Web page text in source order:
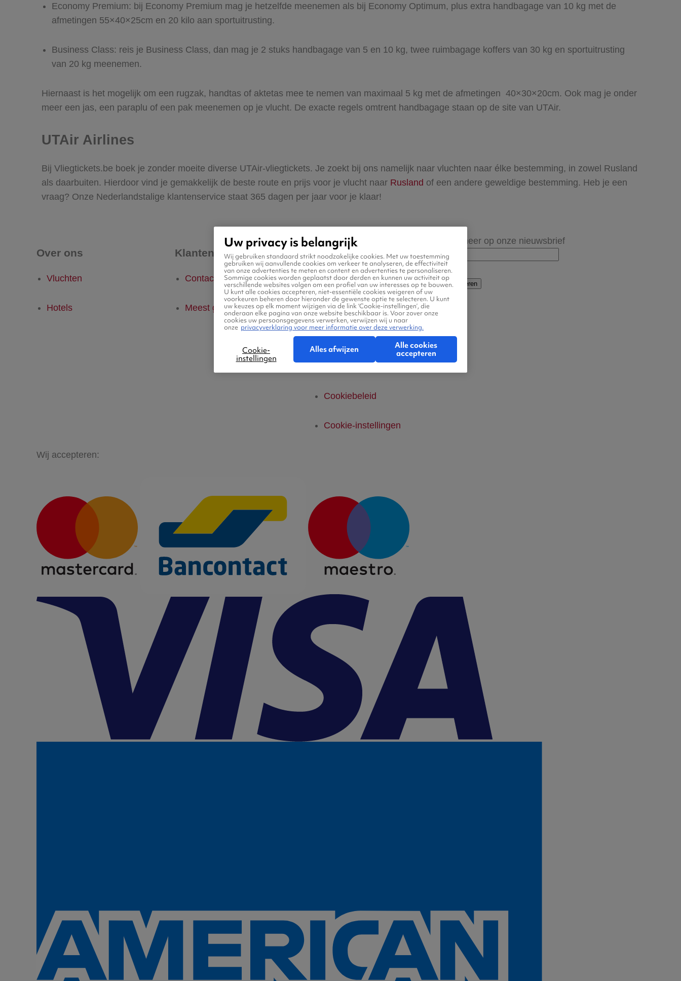
Economy Premium: bij Economy Premium mag je hetzelfde meenemen als bij Economy Optimum, plus extra handbagage van 10 kg met de
afmetingen 55×40×25cm en 20 kilo aan sportuitrusting.
Business Class: reis je Business Class, dan mag je 2 stuks handbagage van 5 en 10 kg, twee ruimbagage koffers van 30 kg en sportuitrusting
van 20 kg meenemen.
Hiernaast is het mogelijk om een rugzak, handtas of aktetas mee te nemen van maximaal 5 kg met de afmetingen 40×30×20cm. Ook mag je onder
meer een jas, een paraplu of een pak meenemen op je vlucht. De exacte regels omtrent handbagage staan op de site van UTAir.
UTAir Airlines
Bij Vliegtickets.be boek je zonder moeite diverse UTAir-vliegtickets. Je zoekt bij ons namelijk naar vluchten naar élke bestemming, in zowel Rusland
als daarbuiten. Hierdoor vind je gemakkelijk de beste route en prijs voor je vlucht naar Rusland of een andere geweldige bestemming. Heb je een
vraag? Onze Nederlandstalige klantenservice staat 365 dagen per jaar voor je klaar!
Over ons
Vluchten
Hotels
Klantenservice
Contact
Meest gestelde vragen
Kleine lettertjes
Voorwaarden
Privacyverklaring
Legal Notice
Cookiebeleid
Cookie-instellingen
Abonneer op onze nieuwsbrief
Abonneren
Wij accepteren:
Uw privacy is belangrijk
Wij gebruiken standaard strikt noodzakelijke cookies. Met uw toestemming
gebruiken wij aanvullende cookies om verkeer te analyseren, de effectiviteit
van onze advertenties te meten en content en advertenties te personaliseren.
Sommige cookies worden geplaatst door derden en kunnen uw activiteit op
verschillende websites volgen om een profiel van uw interesses op te bouwen.
U kunt alle cookies accepteren, niet-essentiële cookies weigeren of uw
voorkeuren beheren door hieronder de gewenste optie te selecteren. U kunt
uw keuzes op elk moment wijzigen via de link ‘Cookie-instellingen’, die
onderaan elke pagina van onze website beschikbaar is. Voor zover onze
cookies uw persoonsgegevens verwerken, verwijzen wij u naar
onze privacyverklaring voor meer informatie over deze verwerking.
Cookie-
instellingen
Alles afwijzen
Alle cookies
accepteren